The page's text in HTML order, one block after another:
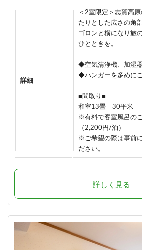
詳細
＜2室限定＞志賀高
たりとした広さの角部
ゴロンと横になり旅
ひとときを。
◆空気清浄機、加湿
◆ハンガーを多めに
■間取り■
和室13畳 30平米
※有料で客室風呂の
（2,200円/泊）
※ご希望の際は事前
ださい。
詳しく見る